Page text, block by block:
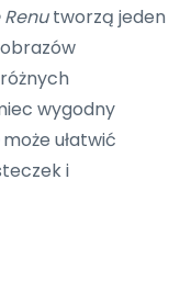
tworzą jeden
wygodny
może ułatwić
i